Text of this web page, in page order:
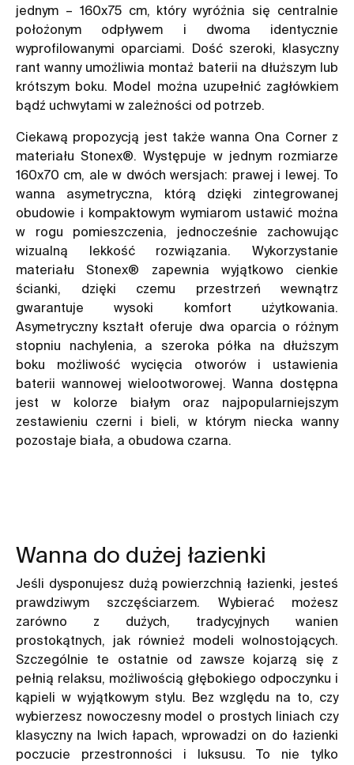
jednym – 160x75 cm, który wyróżnia się centralnie
położonym odpływem i dwoma identycznie
wyprofilowanymi oparciami. Dość szeroki, klasyczny
rant wanny umożliwia montaż baterii na dłuższym lub
krótszym boku. Model można uzupełnić zagłówkiem
bądź uchwytami w zależności od potrzeb.
Ciekawą propozycją jest także wanna Ona Corner z
materiału Stonex®. Występuje w jednym rozmiarze
160x70 cm, ale w dwóch wersjach: prawej i lewej. To
wanna asymetryczna, którą dzięki zintegrowanej
obudowie i kompaktowym wymiarom ustawić można
w rogu pomieszczenia, jednocześnie zachowując
wizualną lekkość rozwiązania. Wykorzystanie
materiału Stonex® zapewnia wyjątkowo cienkie
ścianki, dzięki czemu przestrzeń wewnątrz
gwarantuje wysoki komfort użytkowania.
Asymetryczny kształt oferuje dwa oparcia o różnym
stopniu nachylenia, a szeroka półka na dłuższym
boku możliwość wycięcia otworów i ustawienia
baterii wannowej wielootworowej. Wanna dostępna
jest w kolorze białym oraz najpopularniejszym
zestawieniu czerni i bieli, w którym niecka wanny
pozostaje biała, a obudowa czarna.
Wanna do dużej łazienki
Jeśli dysponujesz dużą powierzchnią łazienki, jesteś
prawdziwym szczęściarzem. Wybierać możesz
zarówno z dużych, tradycyjnych wanien
prostokątnych, jak również modeli wolnostojących.
Szczególnie te ostatnie od zawsze kojarzą się z
pełnią relaksu, możliwością głębokiego odpoczynku i
kąpieli w wyjątkowym stylu. Bez względu na to, czy
wybierzesz nowoczesny model o prostych liniach czy
klasyczny na lwich łapach, wprowadzi on do łazienki
poczucie przestronności i luksusu. To nie tylko